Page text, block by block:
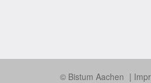
© Bistum Aachen